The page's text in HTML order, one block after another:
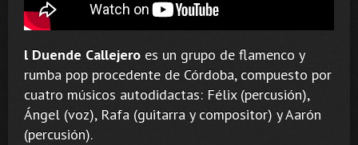
l Duende Callejero es un grupo de flamenco y
rumba pop procedente de Córdoba, compuesto por
cuatro músicos autodidactas: Félix (percusión),
Ángel (voz), Rafa (guitarra y compositor) y Aarón
(percusión).